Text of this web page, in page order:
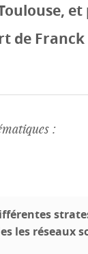
et
de Franck
:
les réseaux